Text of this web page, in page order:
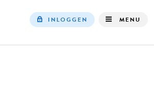
INLOGGEN MENU